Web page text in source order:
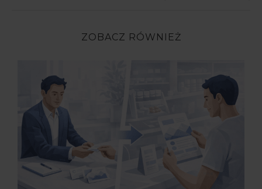
ZOBACZ RÓWNIEŻ